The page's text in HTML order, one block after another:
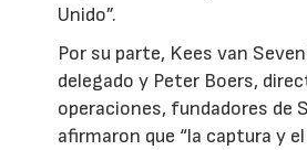
Unido”.
Por su parte, Kees van
delegado y Peter Boers,
operaciones, fundadores de
afirmaron que “la captura y el